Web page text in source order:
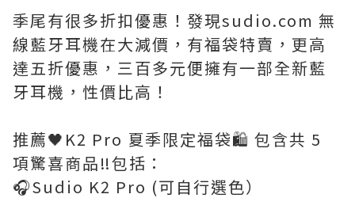
季尾有很多折扣優惠！發現sudio.com 無
線藍牙耳機在大減價，有福袋特賣，更高
達五折優惠，三百多元便擁有一部全新藍
牙耳機，性價比高！
推薦🖤K2 Pro 夏季限定福袋🛍️ 包含共 5
項驚喜商品‼️包括：
🎧Sudio K2 Pro (可自行選色）